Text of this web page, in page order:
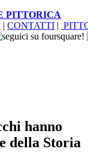
| CONTATTI |
PITTORICA
hanno
della Storia